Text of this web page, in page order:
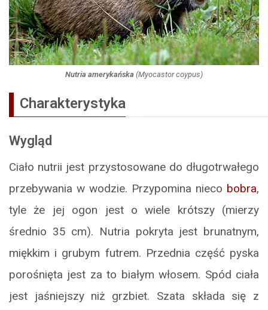
Nutria amerykańska (Myocastor coypus)
Charakterystyka
Wygląd
Ciało nutrii jest przystosowane do długotrwałego
przebywania w wodzie. Przypomina nieco bobra,
tyle że jej ogon jest o wiele krótszy (mierzy
średnio 35 cm). Nutria pokryta jest brunatnym,
miękkim i grubym futrem. Przednia część pyska
porośnięta jest za to białym włosem. Spód ciała
jest jaśniejszy niż grzbiet. Szata składa się z